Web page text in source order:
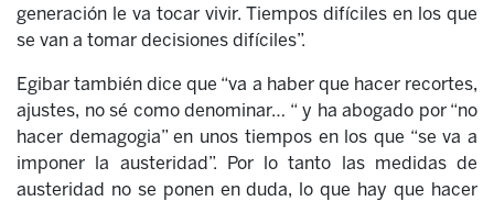
generación le va tocar vivir. Tiempos difíciles en los que
se van a tomar decisiones difíciles”.
Egibar también dice que “va a haber que hacer recortes,
ajustes, no sé como denominar… “ y ha abogado por “no
hacer demagogia” en unos tiempos en los que “se va a
imponer la austeridad”. Por lo tanto las medidas de
austeridad no se ponen en duda, lo que hay que hacer